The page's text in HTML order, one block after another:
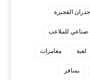
الفجيرة
للملاعب
لعبة مغامرات
يسافر